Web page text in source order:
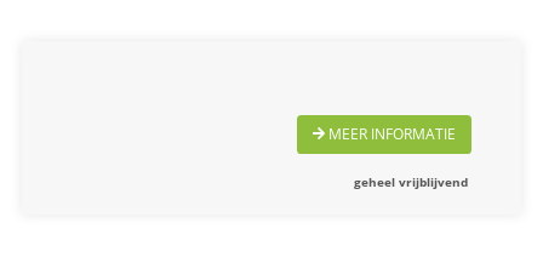
MEER INFORMATIE
geheel vrijblijvend